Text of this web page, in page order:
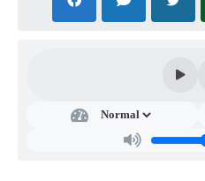
Súmulas Administrativas